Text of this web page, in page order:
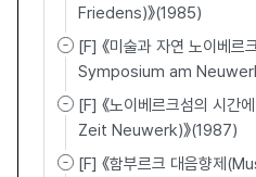
Friedens)》(1985)
[F] 《미술과 자연 노이베
Symposium am
[F] 《노이베르크섬의 시
Zeit Neuwerk)》(1987)
[F] 《함부르크 대음향제